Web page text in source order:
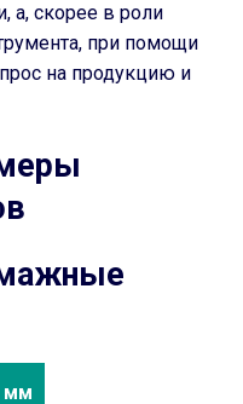
а, скорее в роли
при помощи
на продукцию и
мм